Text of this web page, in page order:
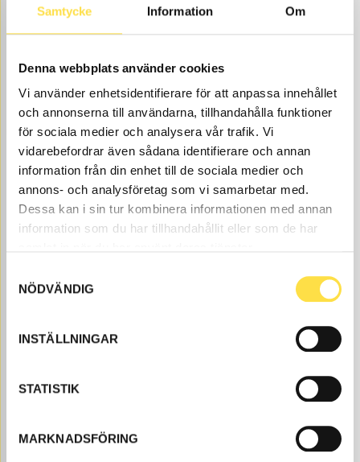
Samtycke Information Om
Denna webbplats använder cookies
Vi använder enhetsidentifierare för att anpassa innehållet
och annonserna till användarna, tillhandahålla funktioner
för sociala medier och analysera vår trafik. Vi
vidarebefordrar även sådana identifierare och annan
information från din enhet till de sociala medier och
annons- och analysföretag som vi samarbetar med.
Dessa kan i sin tur kombinera informationen med annan
information som du har tillhandahållit eller som de har
NÖDVÄNDIG
INSTÄLLNINGAR
STATISTIK
MARKNADSFÖRING
TR5421 Item no. TR5421 SN -2740 Transmission
Åtgår1
Price, VAT excl.
6 383.00
Web stock
BUY
OIL COOLER
9 313.00 BUY
Transmission cooler to BM A20 6X4 dumpers is
available as spare parts here at BA Trading. Our spare